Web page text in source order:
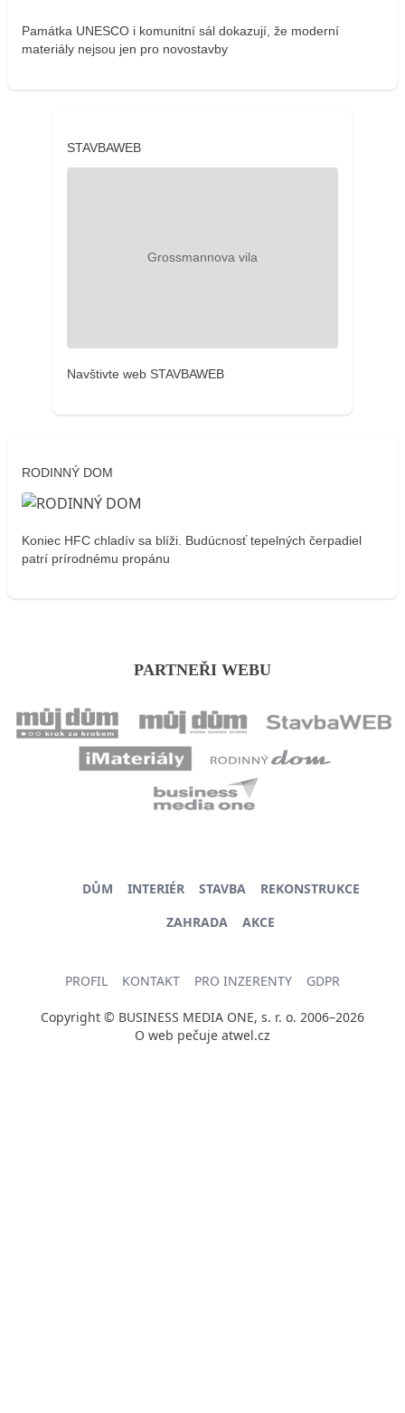
Památka UNESCO i komunitní sál dokazují, že moderní
materiály nejsou jen pro novostavby
STAVBAWEB
Navštivte web STAVBAWEB
RODINNÝ DOM
Koniec HFC chladív sa blíži. Budúcnosť tepelných čerpadiel
patrí prírodnému propánu
PARTNEŘI WEBU
DŮM INTERIÉR STAVBA
REKONSTRUKCE
ZAHRADA
AKCE
PROFIL KONTAKT PRO INZERENTY GDPR
Copyright © BUSINESS MEDIA ONE, s. r. o. 2006–2026